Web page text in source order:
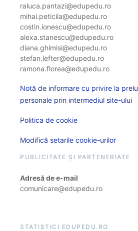
raluca.pantazi@edupedu.ro
mihai.peticila@edupedu.ro
costin.ionescu@edupedu.ro
alexa.stanescu@edupedu.ro
diana.ghimisi@edupedu.ro
stefan.lefter@edupedu.ro
ramona.florea@edupedu.ro
Notă de informare cu privire la
personale prin intermediul site-ului
Politica de cookie
Modifică setarile cookie-urilor
PUBLICITATE ȘI PARTENERIATE
Adresă de e-mail
comunicare@edupedu.ro
STATISTICI EDUPEDU.RO